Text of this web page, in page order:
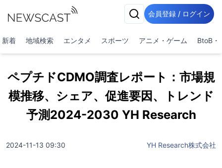
会員登録 / ログイン
新着 地域検索 エンタメ スポーツ アニメ・ゲーム BtoB・
ペプチドCDMO調査レポート：市場規
模推移、シェア、促進要因、トレンド
予測2024-2030 YH Research
2024-11-13 09:30 YH Research株式会社